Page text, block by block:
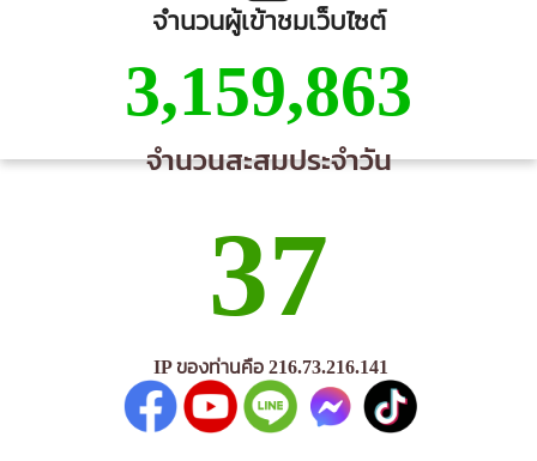
จำนวนผู้เข้าชมเว็บไซต์
3,159,863
จำนวนสะสมประจำวัน
37
IP ของท่านคือ 216.73.216.141